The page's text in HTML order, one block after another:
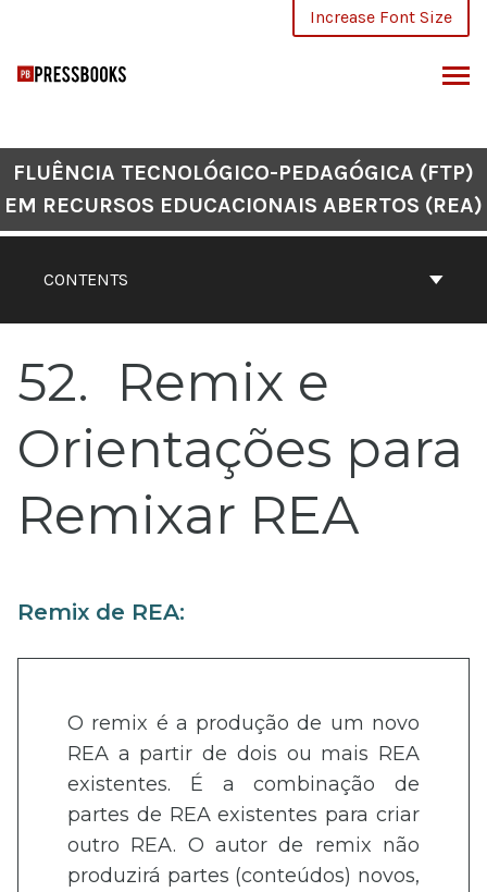
content
Increase Font Size
CONTENTS
FLUÊNCIA TECNOLÓGICO-PEDAGÓGICA (FTP)
EM RECURSOS EDUCACIONAIS ABERTOS (REA)
52
Remix e
Orientações para
Remixar REA
Remix de REA:
O remix é a produção de um novo
REA a partir de dois ou mais REA
existentes. É a combinação de
partes de REA existentes para criar
outro REA. O autor de remix não
produzirá partes (conteúdos) novos,